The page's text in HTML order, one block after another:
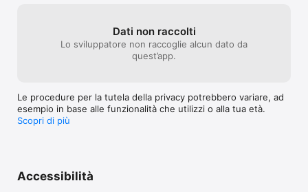
Dati non raccolti
Lo sviluppatore non raccoglie alcun dato da
quest’app.
Le procedure per la tutela della privacy potrebbero variare, ad
esempio in base alle funzionalità che utilizzi o alla tua età.
Scopri di più
Accessibilità